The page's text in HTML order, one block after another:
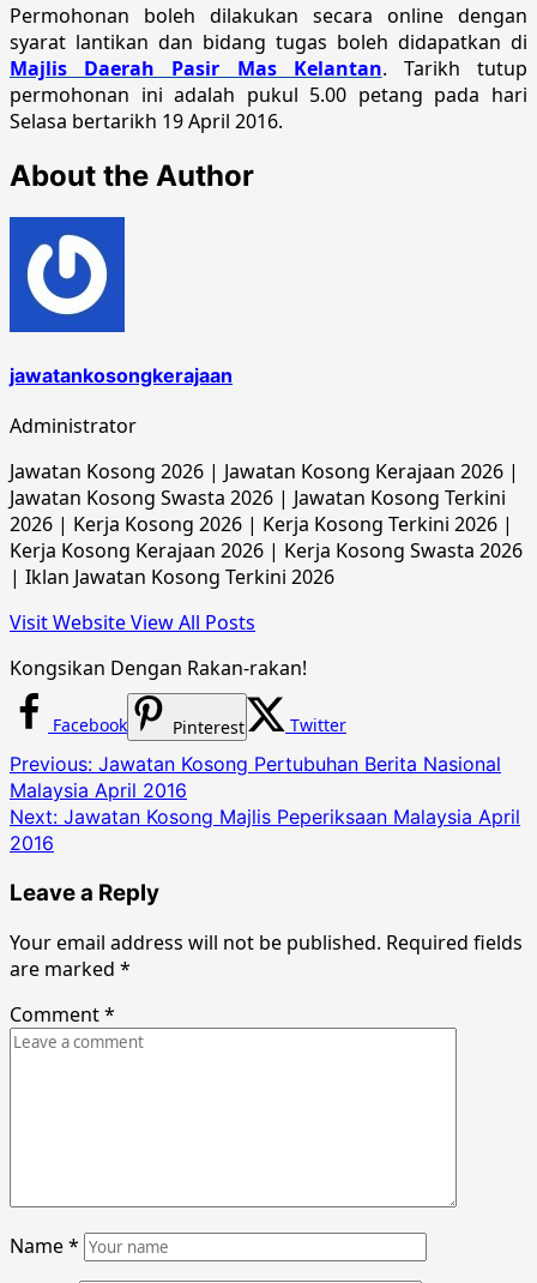
Permohonan boleh dilakukan secara online dengan
syarat lantikan dan bidang tugas boleh didapatkan di
Majlis Daerah Pasir Mas Kelantan. Tarikh tutup
permohonan ini adalah pukul 5.00 petang pada hari
Selasa bertarikh 19 April 2016.
About the Author
jawatankosongkerajaan
Administrator
Jawatan Kosong 2026 | Jawatan Kosong Kerajaan 2026 |
Jawatan Kosong Swasta 2026 | Jawatan Kosong Terkini
2026 | Kerja Kosong 2026 | Kerja Kosong Terkini 2026 |
Kerja Kosong Kerajaan 2026 | Kerja Kosong Swasta 2026
| Iklan Jawatan Kosong Terkini 2026
Visit WebsiteView All Posts
Kongsikan Dengan Rakan-rakan!
Facebook Pinterest Twitter
Post
navigation
Previous: Jawatan Kosong Pertubuhan Berita Nasional
Malaysia April 2016
Next: Jawatan Kosong Majlis Peperiksaan Malaysia April
2016
Leave a Reply
Your email address will not be published. Required fields
are marked *
Comment*
Name*